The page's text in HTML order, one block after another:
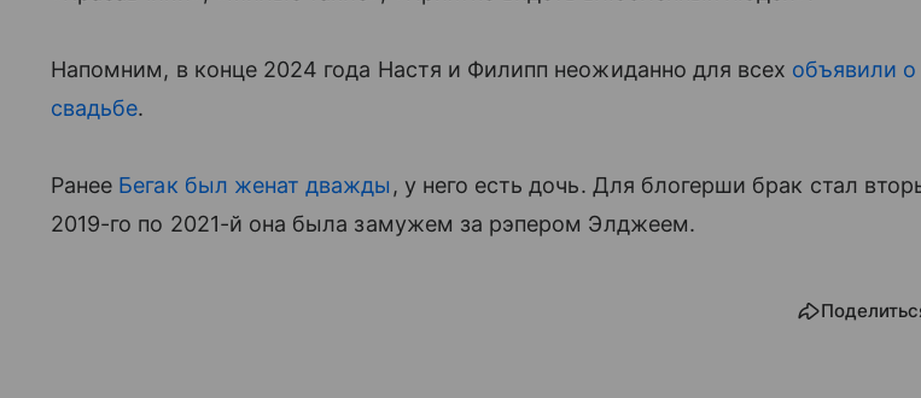
Напомним, в конце 2024 года Настя и Филипп неожиданно для всех объявили о
свадьбе.
Ранее Бегак был женат дважды , у него есть дочь. Для блогерши брак стал
2019-го по 2021-й она была замужем за рэпером Элджеем.